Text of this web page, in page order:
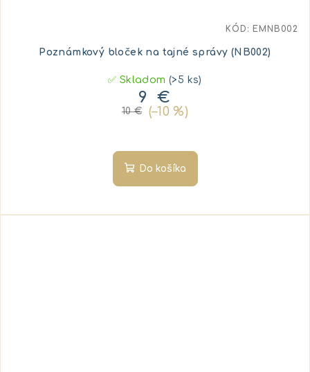
Poznámkový bloček na tajné správy (NB002)
✅ Skladom(>5 ks)
9 €
10 € (–10 %)
Do košíka
KÓD: EMNB002